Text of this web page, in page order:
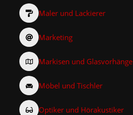
Maler und Lackierer
Marketing
Markisen und Glasvorhänge
Möbel und Tischler
Optiker und Hörakustiker